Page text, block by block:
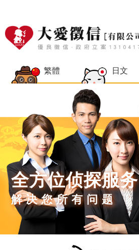
繁體 日文
全方位侦探服务
解决您所有问题